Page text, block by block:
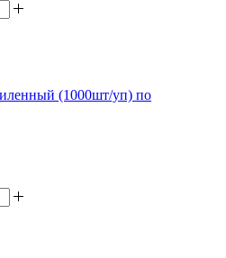
(1000шт/уп) по